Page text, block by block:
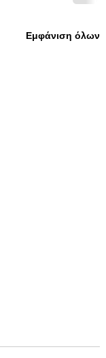
Εμφάνιση όλων